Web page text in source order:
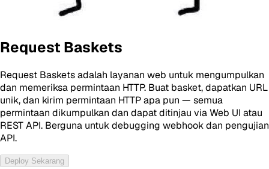
Request Baskets
Request Baskets adalah layanan web untuk mengumpulkan
dan memeriksa permintaan HTTP. Buat basket, dapatkan URL
unik, dan kirim permintaan HTTP apa pun — semua
permintaan dikumpulkan dan dapat ditinjau via Web UI atau
REST API. Berguna untuk debugging webhook dan pengujian
API.
Deploy Sekarang